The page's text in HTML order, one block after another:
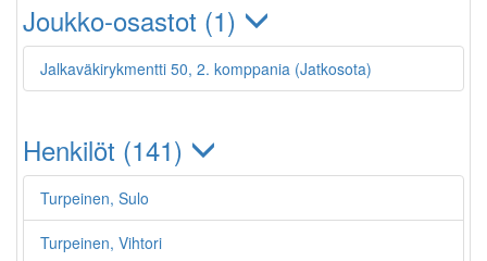
Joukko-osastot (1)
Jalkaväkirykmentti 50, 2. komppania (Jatkosota)
Henkilöt (141)
Turpeinen, Sulo
Turpeinen, Vihtori